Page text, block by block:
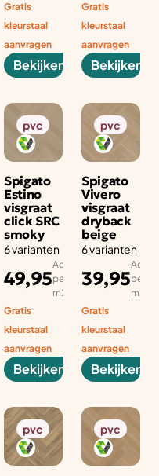
Gratis
kleurstaal
aanvragen
Bekijken
Gratis
kleurstaal
aanvragen
Bekijken
pvc
Spigato
Estino
visgraat
click SRC
smoky
6 varianten
49,95
Adviesprijs
per aantal
m2
Gratis
kleurstaal
aanvragen
Bekijken
pvc
Spigato
Vivero
visgraat
dryback
beige
6 varianten
39,95per
m2
Gratis
kleurstaal
aanvragen
Bekijken
pvc pvc